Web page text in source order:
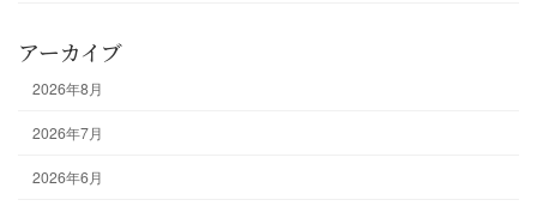
アーカイブ
2026年8月
2026年7月
2026年6月